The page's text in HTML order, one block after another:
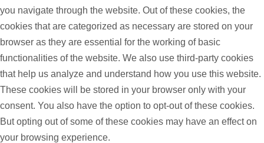
you navigate through the website. Out of these cookies, the
cookies that are categorized as necessary are stored on your
browser as they are essential for the working of basic
functionalities of the website. We also use third-party cookies
that help us analyze and understand how you use this website.
These cookies will be stored in your browser only with your
consent. You also have the option to opt-out of these cookies.
But opting out of some of these cookies may have an effect on
your browsing experience.